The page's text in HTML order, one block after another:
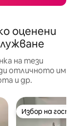
оценени
на тези
отличното им
и др.
Избор на
Избор на